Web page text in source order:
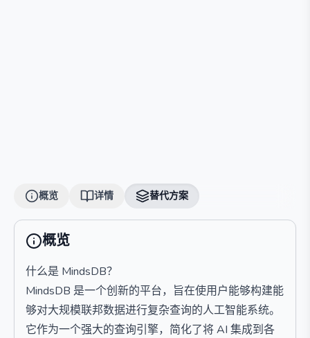
概览 详情 替代方案
概览
什么是 MindsDB？
MindsDB 是一个创新的平台，旨在使用户能够构建能
够对大规模联邦数据进行复杂查询的人工智能系统。
它作为一个强大的查询引擎，简化了将 AI 集成到各